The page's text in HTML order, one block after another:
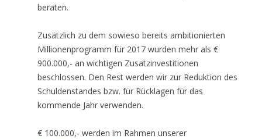
beraten.
Zusätzlich zu dem sowieso bereits ambitionierten
Millionenprogramm für 2017 wurden mehr als €
900.000,- an wichtigen Zusatzinvestitionen
beschlossen. Den Rest werden wir zur Reduktion des
Schuldenstandes bzw. für Rücklagen für das
kommende Jahr verwenden.
€ 100.000,- werden im Rahmen unserer